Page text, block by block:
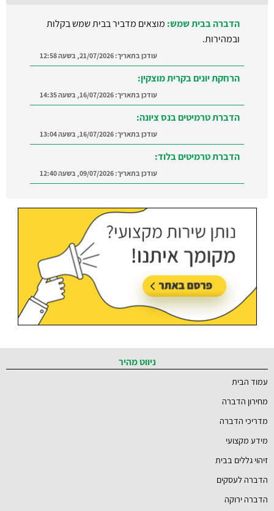
הדברה בבית שמש: מוצאים מדביר בבית שמש בקלות
ובמהירות.
עודכן בתאריך:21/07/2026, בשעה 12:58
הרחקת יונים בקרית מוצקין:
עודכן בתאריך:16/07/2026, בשעה 14:35
הדברת טרמיטים בנס ציונה:
עודכן בתאריך:16/07/2026, בשעה 13:04
הדברת טרמיטים בלוד:
עודכן בתאריך:09/07/2026, בשעה 12:40
ברמת השרון והסביבה
עודכן בתאריך:21/07/2026, בשעה 12:58
ניווט מהיר
עמוד הבית
מחירון הדברה
מדריכי הדברה
מידע מקצועי
זיהוי גללים בבית
הדברה לעסקים
הדברה ירוקה